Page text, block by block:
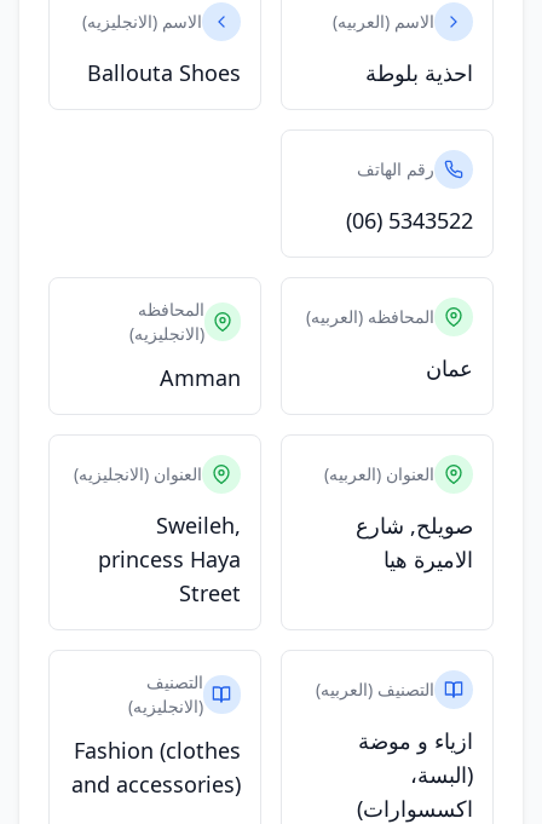
الاسم (العربيه)
احذية بلوطة
الاسم (الانجليزيه)
Ballouta Shoes
رقم الهاتف
(06) 5343522
المحافظه (العربيه)
عمان
المحافظه
(الانجليزيه)
Amman
العنوان (العربيه)
صويلح, شارع
الاميرة هيا
العنوان (الانجليزيه)
Sweileh,
princess Haya
Street
التصنيف (العربيه)
ازياء و موضة
(البسة،
اكسسوارات)
التصنيف
(الانجليزيه)
Fashion (clothes
and accessories)